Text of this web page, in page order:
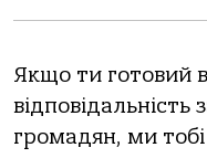
Якщо ти готовий
відповідальність
громадян, ми